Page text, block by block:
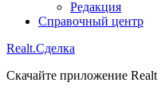
Редакция
Справочный центр
Realt.Сделка
Скачайте приложение Realt